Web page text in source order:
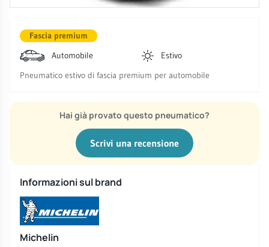
Fascia premium
Automobile
Estivo
Pneumatico estivo di fascia premium per automobile
Hai già provato questo pneumatico?
Scrivi una recensione
Informazioni sul brand
Michelin